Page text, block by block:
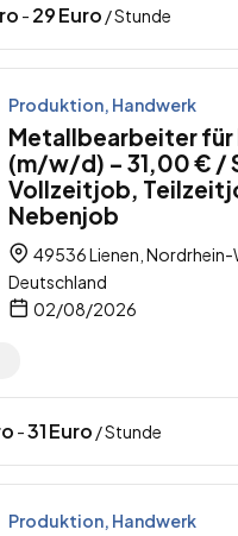
- 29Euro / Stunde
Produktion, Handwerk
Metallbearbeiter für
(m/w/d) – 31,00 € /
Vollzeitjob,
Nebenjob
49536 Lienen, Nordrhein-
Deutschland
02/08/2026
-31Euro / Stunde
Produktion, Handwerk